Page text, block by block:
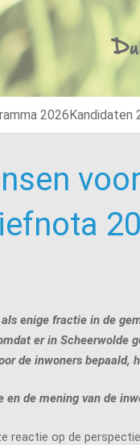
2026Kandidaten
enige fractie in de
er in Scheerwolde
de inwoners bepaald,
en de mening van de
reactie op de